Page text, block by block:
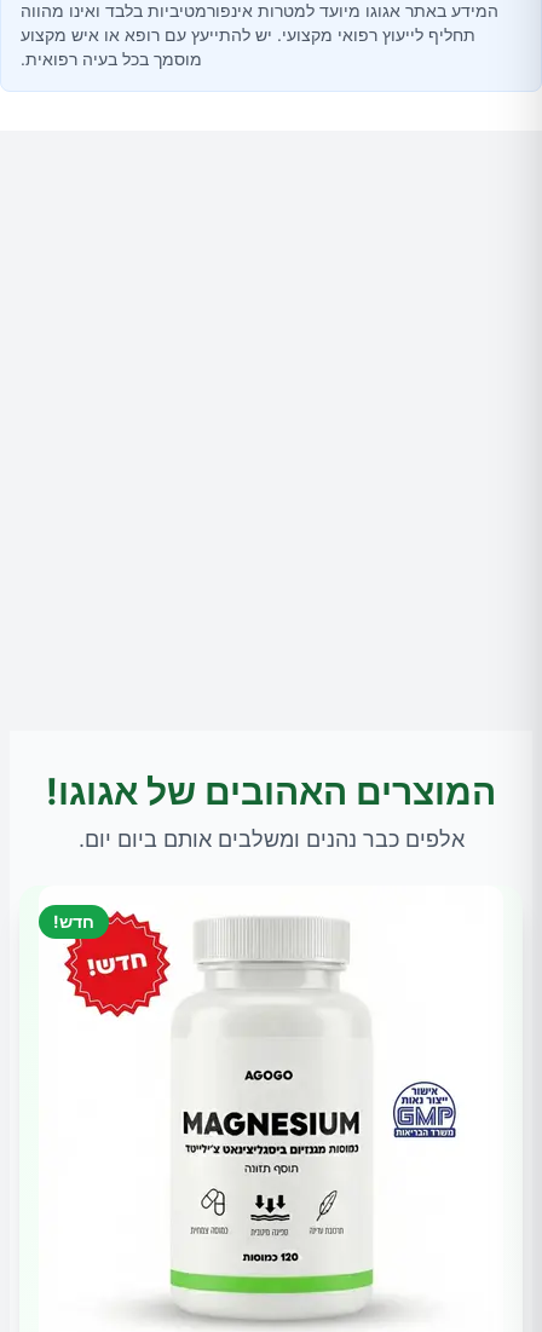
המידע באתר אגוגו מיועד למטרות אינפורמטיביות בלבד ואינו מהווה
תחליף לייעוץ רפואי מקצועי. יש להתייעץ עם רופא או איש מקצוע
מוסמך בכל בעיה רפואית.
המוצרים האהובים של אגוגו!
אלפים כבר נהנים ומשלבים אותם ביום יום.
חדש!